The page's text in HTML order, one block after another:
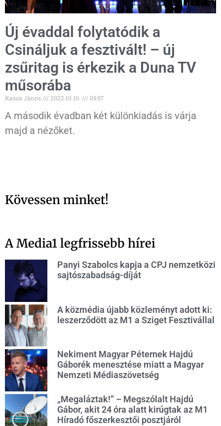
Új évaddal folytatódik a
Csináljuk a fesztivált! – új
zsűritag is érkezik a Duna TV
műsorába
Kasza János 2022.10.10. 09:57
A második évadban két különkiadás is várja
majd a nézőket.
Kövessen minket!
A Media1 legfrissebb hírei
Panyi Szabolcs kapja a CPJ nemzetközi
sajtószabadság-díját
A közmédia újabb közleményt adott ki:
leszerződött az M1 a Sziget Fesztivállal
Nekiment Magyar Péternek Hajdú
Gáborék menesztése miatt a Magyar
Nemzeti Médiaszövetség
„Megaláztak!” – Megszólalt Hajdú
Gábor, akit 24 óra alatt kirúgtak az M1
Híradó főszerkesztői posztjáról